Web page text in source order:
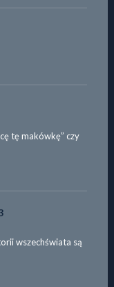
tę makówkę” czy
wszechświata są